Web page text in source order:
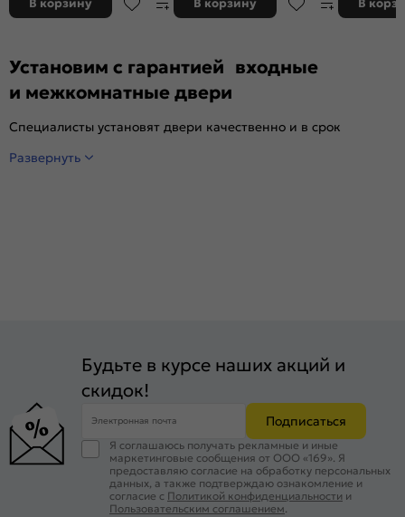
Установим с гарантией входные
и межкомнатные двери
Специалисты установят двери качественно и в срок
Развернуть
Будьте в курсе наших акций и
скидок!
Электронная почта Подписаться
Я соглашаюсь получать рекламные и иные
маркетинговые сообщения от ООО «169». Я
предоставляю согласие на обработку персональных
данных, а также подтверждаю ознакомление и
согласие с Политикой конфиденциальности и
Пользовательским соглашением.